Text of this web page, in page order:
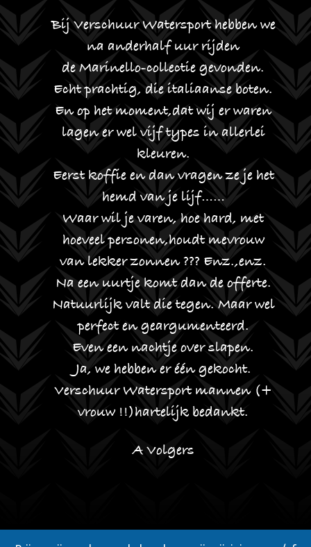
Bij Verschuur Watersport hebben we
na anderhalf uur rijden
de Marinello-collectie gevonden.
Echt prachtig, die italiaanse boten.
En op het moment,dat wij er waren
lagen er wel vijf types in allerlei
kleuren.
Eerst koffie en dan vragen ze je het
hemd van je lijf……
Waar wil je varen, hoe hard, met
hoeveel personen,houdt mevrouw
van lekker zonnen ??? Enz.,enz.
Na een uurtje komt dan de offerte.
Natuurlijk valt die tegen. Maar wel
perfect en geargumenteerd.
Even een nachtje over slapen.
Ja, we hebben er één gekocht.
Verschuur Watersport mannen (+
vrouw !!)hartelijk bedankt.
A Volgers